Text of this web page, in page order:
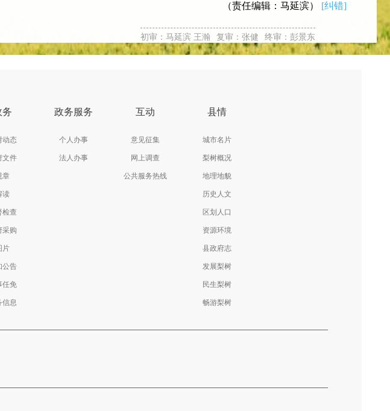
（责任编辑：马延滨） [纠错]
初审：马延滨 王瀚 复审：张健 终审：彭景东
务
动态
文件
章
读
检查
采购
片
公告
任免
信息
政务服务
个人办事
法人办事
互动
意见征集
网上调查
公共服务热线
县情
城市名片
梨树概况
地理地貌
历史人文
区划人口
资源环境
县政府志
发展梨树
民生梨树
畅游梨树